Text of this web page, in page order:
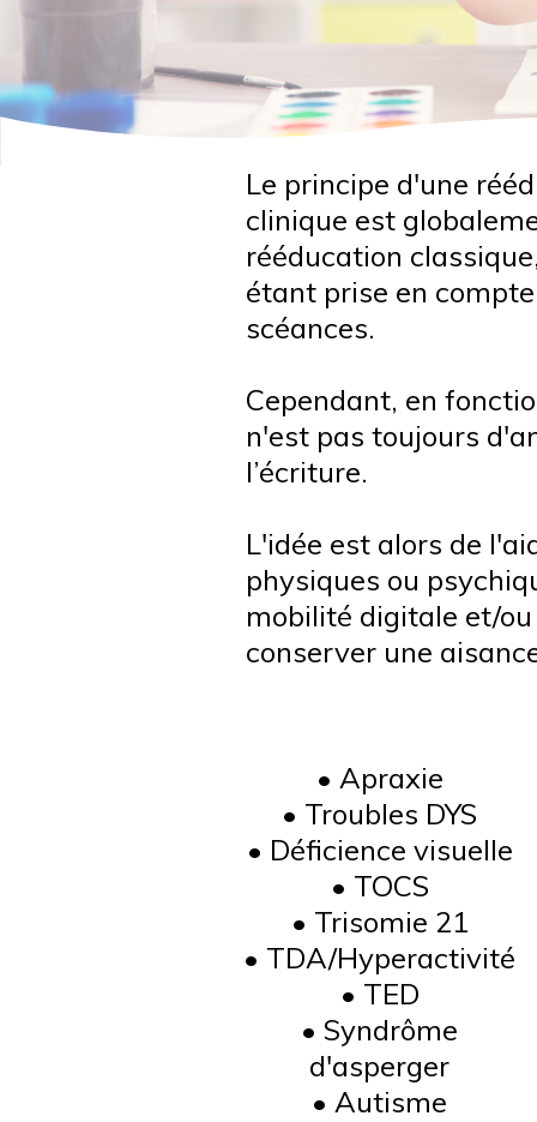
Le principe d'une
clinique est
rééducation
étant prise en
scéances.
Cependant, en
n'est pas toujours
l’écriture.
L'idée est alors de
physiques ou
mobilité digitale et/
conserver une
• Apraxie
• Troubles DYS
• Déficience visuelle
• TOCS
• Trisomie 21
• TDA/Hyperactivité
• TED
• Syndrôme
d'asperger
• Autisme